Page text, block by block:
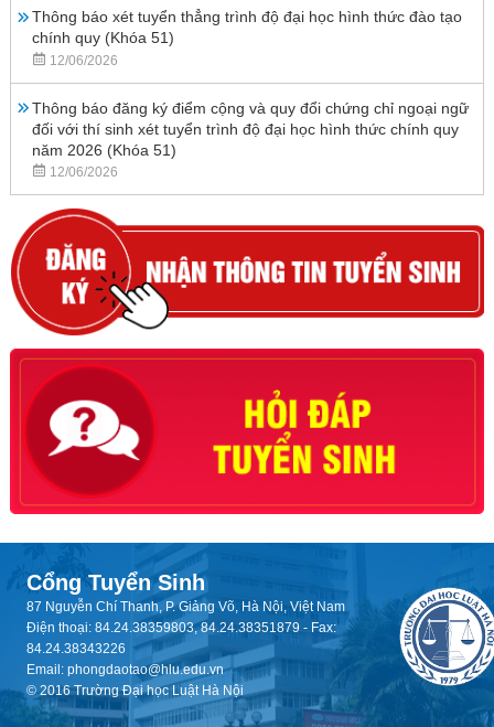
Thông báo xét tuyển thẳng trình độ đại học hình thức đào tạo
chính quy (Khóa 51)
12/06/2026
Thông báo đăng ký điểm cộng và quy đổi chứng chỉ ngoại ngữ
đối với thí sinh xét tuyển trình độ đại học hình thức chính quy
năm 2026 (Khóa 51)
12/06/2026
Cổng Tuyển Sinh
87 Nguyễn Chí Thanh, P. Giảng Võ, Hà Nội, Việt Nam
Điện thoại: 84.24.38359803, 84.24.38351879 - Fax:
84.24.38343226
Email: phongdaotao@hlu.edu.vn
© 2016 Trường Đại học Luật Hà Nội